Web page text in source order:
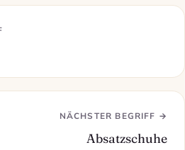
NÄCHSTER BEGRIFF →
Absatzschuhe